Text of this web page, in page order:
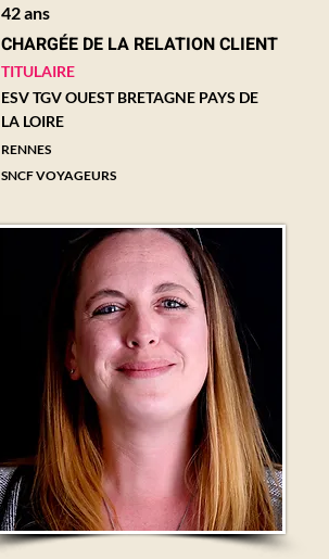
42 ans
TITULAIRE
CHARGÉE DE LA RELATION CLIENT
ESV TGV OUEST BRETAGNE PAYS DE
LA LOIRE
RENNES
SNCF VOYAGEURS